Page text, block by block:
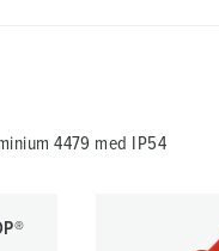
4479 med IP54